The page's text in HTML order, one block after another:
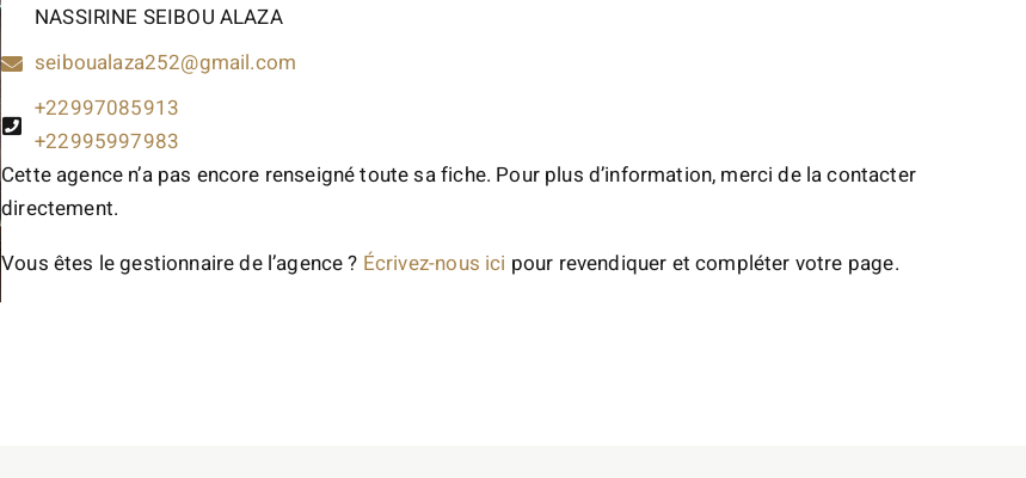
NASSIRINE SEIBOU ALAZA
seiboualaza252@gmail.com
+22997085913
+22995997983
Cette agence n’a pas encore renseigné toute sa fiche. Pour plus d’information, merci de la contacter
directement.
Vous êtes le gestionnaire de l’agence ? Écrivez-nous ici pour revendiquer et compléter votre page.